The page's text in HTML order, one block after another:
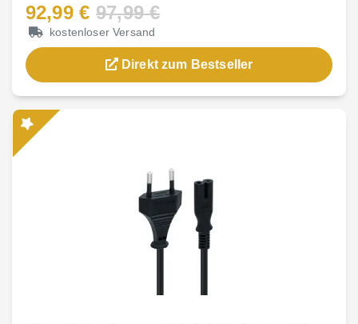
92,99 € 97,99 €
kostenloser Versand
Direkt zum Bestseller